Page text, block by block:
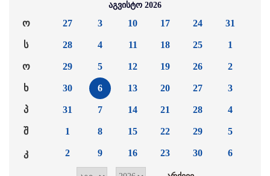
აგვისტო 2026
ო
ს
ო
ხ
პ
შ
კ
27
28
29
30
31
1
2
3
4
5
6
7
8
9
10
11
12
13
14
15
16
17
18
19
20
21
22
23
24
25
26
27
28
29
30
31
1
2
3
4
5
6